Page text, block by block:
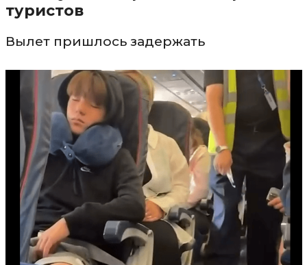
туристов
Вылет пришлось задержать